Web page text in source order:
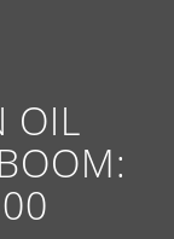
OIL